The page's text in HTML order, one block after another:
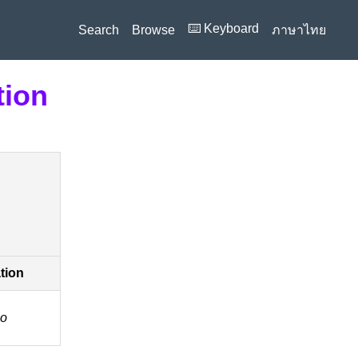
Search Browse ⌨️ Keyboard ภาษาไทย